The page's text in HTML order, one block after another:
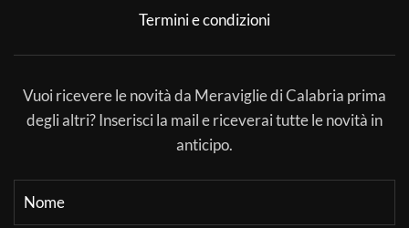
Termini e condizioni
Vuoi ricevere le novità da Meraviglie di Calabria prima
degli altri? Inserisci la mail e riceverai tutte le novità in
anticipo.